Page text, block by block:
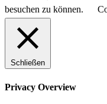
besuchen zu können.
Schließen
Privacy Overview